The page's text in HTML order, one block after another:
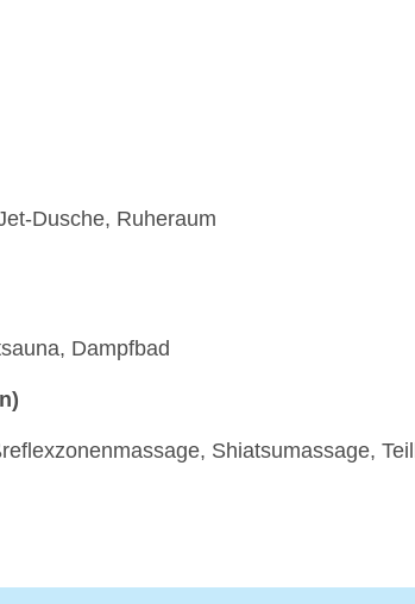
Dusche, Ruheraum
Dampfbad
Shiatsumassage,